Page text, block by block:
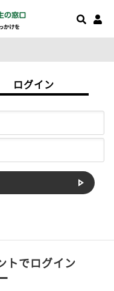
ログイン
トでログイン